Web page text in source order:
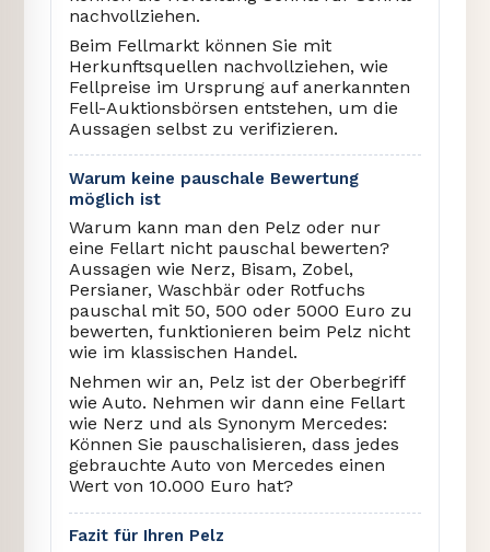
nachvollziehen.
Beim Fellmarkt können Sie mit
Herkunftsquellen nachvollziehen, wie
Fellpreise im Ursprung auf anerkannten
Fell-Auktionsbörsen entstehen, um die
Aussagen selbst zu verifizieren.
Warum keine pauschale Bewertung
möglich ist
Warum kann man den Pelz oder nur
eine Fellart nicht pauschal bewerten?
Aussagen wie Nerz, Bisam, Zobel,
Persianer, Waschbär oder Rotfuchs
pauschal mit 50, 500 oder 5000 Euro zu
bewerten, funktionieren beim Pelz nicht
wie im klassischen Handel.
Nehmen wir an, Pelz ist der Oberbegriff
wie Auto. Nehmen wir dann eine Fellart
wie Nerz und als Synonym Mercedes:
Können Sie pauschalisieren, dass jedes
gebrauchte Auto von Mercedes einen
Wert von 10.000 Euro hat?
Fazit für Ihren Pelz